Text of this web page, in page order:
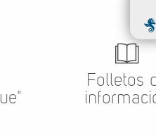
Folletos